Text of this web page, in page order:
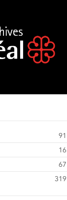
91
16
67
319